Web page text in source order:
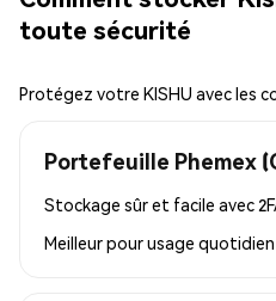
toute sécurité
Protégez votre KISHU avec les
Portefeuille Phemex
Stockage sûr et facile avec
Meilleur pourusage quotidien